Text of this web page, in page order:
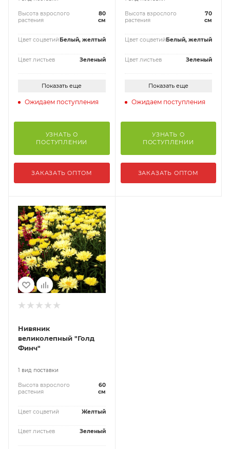
Высота взрослого
растения
80
см
Цвет соцветий Белый, желтый
Цвет листьев Зеленый
Показать еще
Ожидаем поступления
УЗНАТЬ О
ПОСТУПЛЕНИИ
ЗАКАЗАТЬ ОПТОМ
Высота взрослого
растения
70
см
Цвет соцветий Белый, желтый
Цвет листьев Зеленый
Показать еще
Ожидаем поступления
УЗНАТЬ О
ПОСТУПЛЕНИИ
ЗАКАЗАТЬ ОПТОМ
Нивяник
великолепный "Голд
Финч"
1 вид поставки
Высота взрослого
растения
60
см
Цвет соцветий Желтый
Цвет листьев Зеленый